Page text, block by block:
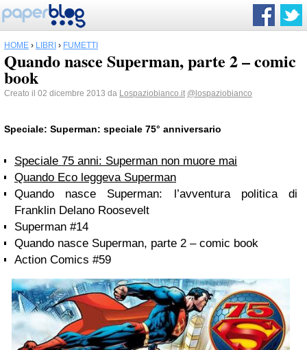
HOME › LIBRI › FUMETTI
Quando nasce Superman, parte 2 – comic
book
Creato il 02 dicembre 2013 da Lospaziobianco.it @lospaziobianco
Speciale: Superman: speciale 75° anniversario
Speciale 75 anni: Superman non muore mai
Quando Eco leggeva Superman
Quando nasce Superman: l’avventura politica di
Franklin Delano Roosevelt
Superman #14
Quando nasce Superman, parte 2 – comic book
Action Comics #59